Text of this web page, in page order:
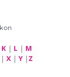
K | L | M
X| Y| Z